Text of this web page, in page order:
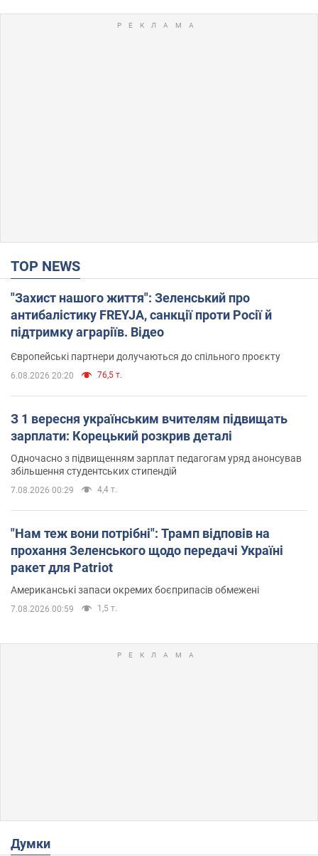
TOP NEWS
"Захист нашого життя": Зеленський про
антибалістику FREYJA, санкції проти Росії й
підтримку аграріїв. Відео
Європейські партнери долучаються до спільного проєкту
6.08.2026 20:20 76,5 т.
З 1 вересня українським вчителям підвищать
зарплати: Корецький розкрив деталі
Одночасно з підвищенням зарплат педагогам уряд анонсував
збільшення студентських стипендій
7.08.2026 00:29 4,4 т.
"Нам теж вони потрібні": Трамп відповів на
прохання Зеленського щодо передачі Україні
ракет для Patriot
Американські запаси окремих боєприпасів обмежені
7.08.2026 00:59 1,5 т.
Думки